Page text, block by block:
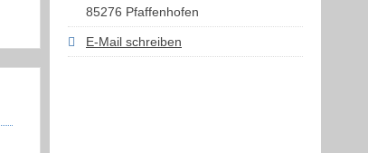
85276 Pfaffenhofen
E-Mail schreiben